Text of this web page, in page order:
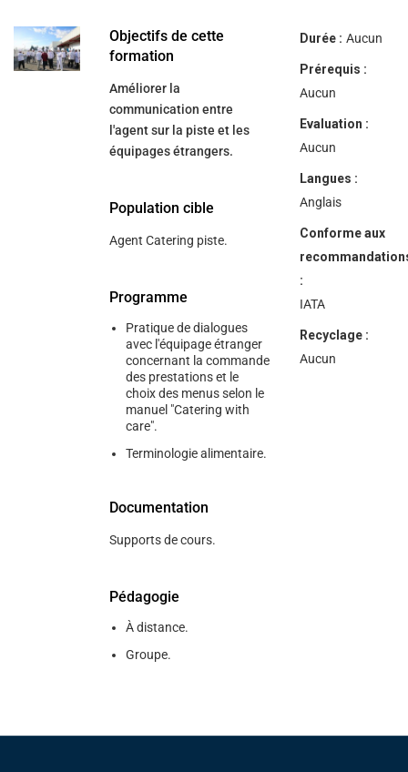
navigate
and
interact
Objectifs de cette
formation
Améliorer la
communication entre
l'agent sur la piste et les
équipages étrangers.
Population cible
Agent Catering piste.
Programme
Pratique de dialogues
avec l'équipage étranger
concernant la commande
des prestations et le
choix des menus selon le
manuel "Catering with
care".
Terminologie alimentaire.
Documentation
Supports de cours.
Pédagogie
À distance.
Groupe.
Durée : Aucun
Prérequis :
Aucun
Evaluation :
Aucun
Langues :
Anglais
Conforme aux
:
IATA
Recyclage :
Aucun